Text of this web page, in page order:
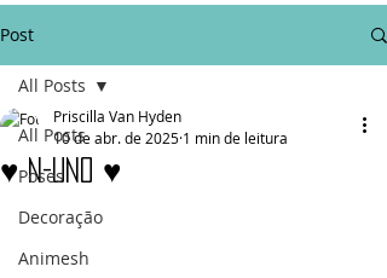
Post
All Posts
Poses
Decoração
Animesh
All Posts
♥ N-Uno ♥
Priscilla Van Hyden
10 de abr. de 2025 1 min de leitura